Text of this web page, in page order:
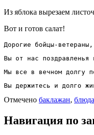
Из яблока вырезаем
Вот и готов салат!
Дорогие бойцы-ветераны,
Вы от нас поздравленья
Мы все в вечном долгу
Вы держитесь и долго
Отмечено баклажан,
Навигация по